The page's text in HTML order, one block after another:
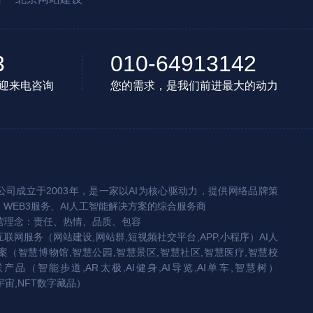
来电咨询
010-64913142
您的需求，是我们前进最大的动力
司成立于2003年，是一家以AI为核心驱动力，提供网络品牌策
服务、AI人工智能解决方案的综合服务商
理念：责任、热情、品质、包容
网服务（网站建设,网站群,短视频社交平台,APP,小程序）AI人
（智慧博物馆,智慧公园,智慧景区,智慧社区,智慧医疗,智慧校
品（智能步道,AR太极,AI健身,AI导览,AI单车,智慧树）
,NFT数字藏品）